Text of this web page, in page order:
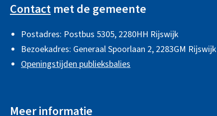
m
Contact met de gemeente
Postadres: Postbus 5305, 2280HH Rijswijk
Bezoekadres: Generaal Spoorlaan 2, 2283GM Rijswijk
Openingstijden publieksbalies
Meer informatie